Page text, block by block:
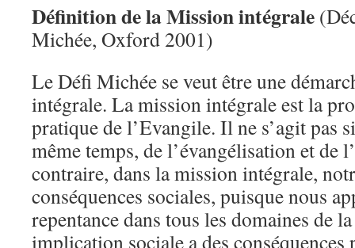
Définition de la Mission intégrale
Michée, Oxford 2001)
Le Défi Michée se veut être une
intégrale. La mission intégrale est la
pratique de l’Evangile. Il ne s’agit pas
même temps, de l’évangélisation et de
contraire, dans la mission intégrale,
conséquences sociales, puisque nous
repentance dans tous les domaines de
implication sociale a des